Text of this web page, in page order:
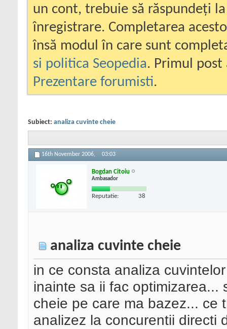
un cont, trebuie să răspundeți
înregistrare. Completarea
însă modul în care sunt
si politica Seopedia. Primul
Prezentare forumisti.
Subiect: analiza cuvinte cheie
16th November 2006, 03:03
Bogdan Citoiu
Ambasador
Reputatie: 38
analiza cuvinte cheie
in ce consta analiza
inainte sa ii fac optimizarea...
cheie pe care ma bazez... ce
analizez la concurentii directi